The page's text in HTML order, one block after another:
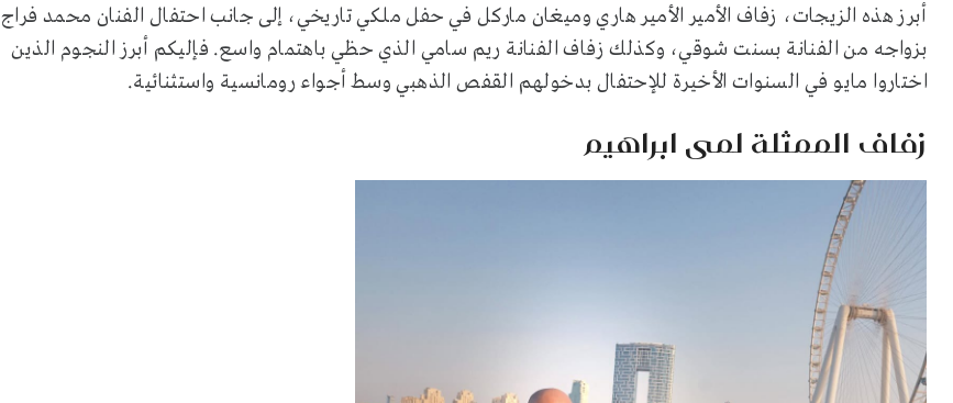
أبرز هذه الزيجات، زفاف الأمير الأمير هاري وميغان ماركل في حفل ملكي تاريخي، إلى جانب احتفال الفنان محمد فراج
بزواجه من الفنانة بسنت شوقي، وكذلك زفاف الفنانة ريم سامي الذي حظي باهتمام واسع. فإليكم أبرز النجوم الذين
اختاروا مايو في السنوات الأخيرة للإحتفال بدخولهم القفص الذهبي وسط أجواء رومانسية واستثنائية.
زفاف الممثلة لمى ابراهيم